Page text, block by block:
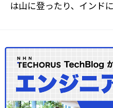
は山に登ったり、インド